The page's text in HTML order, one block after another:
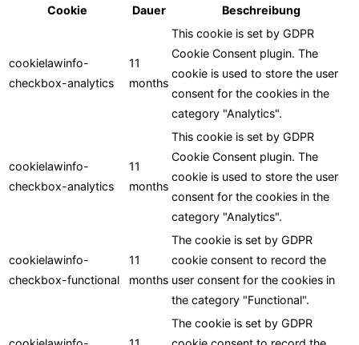
Cookie
Dauer Beschreibung
cookielawinfo-
checkbox-analytics
11
months
This cookie is set by GDPR
Cookie Consent plugin. The
cookie is used to store the user
consent for the cookies in the
category "Analytics".
cookielawinfo-
checkbox-analytics
11
months
This cookie is set by GDPR
Cookie Consent plugin. The
cookie is used to store the user
consent for the cookies in the
category "Analytics".
cookielawinfo-
checkbox-functional
11
months
The cookie is set by GDPR
cookie consent to record the
user consent for the cookies in
the category "Functional".
The cookie is set by GDPR